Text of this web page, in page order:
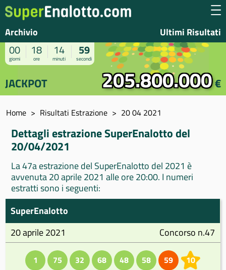
Archivio Ultimi Risultati
00
giorni
18
ore
14
minuti
59
secondi
JACKPOT 205.800.000€
Home Risultati Estrazione 20 04 2021
Dettagli estrazione SuperEnalotto del
20/04/2021
La 47a estrazione del SuperEnalotto del 2021 è
avvenuta 20 aprile 2021 alle ore 20:00. I numeri
estratti sono i seguenti:
SuperEnalotto
20 aprile 2021
Concorso n.47
1 75 32 68 48 58 59 10